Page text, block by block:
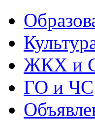
ЖКХ и
ГО и ЧС